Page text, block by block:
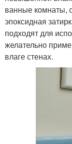
ванные комнаты,
эпоксидная
подходят для
желательно
влаге стенах.